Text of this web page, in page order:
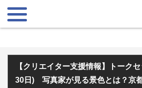
【クリエイター支援情報】トーク
30日) 写真家が見る景色とは？京